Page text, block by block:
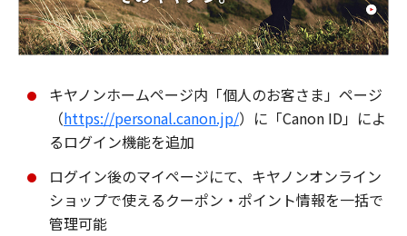
キヤノンホームページ内「個人のお客さま」ページ
（https://personal.canon.jp/）に「Canon ID」によ
るログイン機能を追加
ログイン後のマイページにて、キヤノンオンライン
ショップで使えるクーポン・ポイント情報を一括で
管理可能